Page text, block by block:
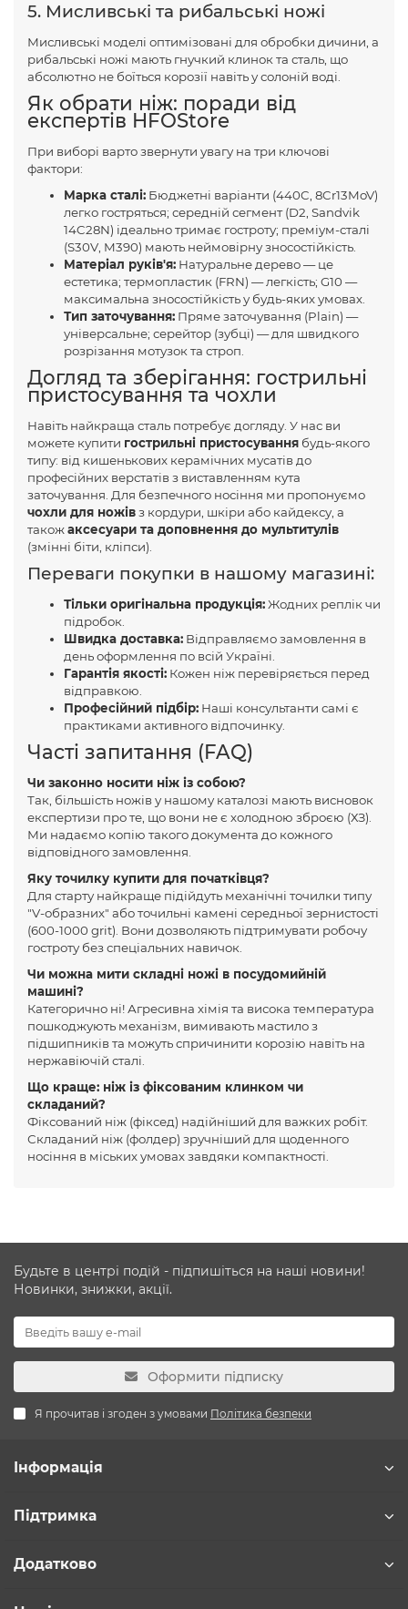
5. Мисливські та рибальські ножі
Мисливські моделі оптимізовані для обробки дичини, а
рибальські ножі мають гнучкий клинок та сталь, що
абсолютно не боїться корозії навіть у солоній воді.
Як обрати ніж: поради від
експертів HFOStore
При виборі варто звернути увагу на три ключові
фактори:
Марка сталі: Бюджетні варіанти (440C, 8Cr13MoV)
легко гостряться; середній сегмент (D2, Sandvik
14C28N) ідеально тримає гостроту; преміум-сталі
(S30V, M390) мають неймовірну зносостійкість.
Матеріал руків'я: Натуральне дерево — це
естетика; термопластик (FRN) — легкість; G10 —
максимальна зносостійкість у будь-яких умовах.
Тип заточування: Пряме заточування (Plain) —
універсальне; серейтор (зубці) — для швидкого
розрізання мотузок та строп.
Догляд та зберігання: гострильні
пристосування та чохли
Навіть найкраща сталь потребує догляду. У нас ви
можете купити гострильні пристосування будь-якого
типу: від кишенькових керамічних мусатів до
професійних верстатів з виставленням кута
заточування. Для безпечного носіння ми пропонуємо
чохли для ножівз кордури, шкіри або кайдексу, а
такожаксесуари та доповнення до мультитулів
(змінні біти, кліпси).
Переваги покупки в нашому магазині:
Тільки оригінальна продукція:Жодних реплік чи
підробок.
Швидка доставка: Відправляємо замовлення в
день оформлення по всій Україні.
Гарантія якості: Кожен ніж перевіряється перед
відправкою.
Професійний підбір: Наші консультанти самі є
практиками активного відпочинку.
Часті запитання (FAQ)
Чи законно носити ніж із собою?
Так, більшість ножів у нашому каталозі мають висновок
експертизи про те, що вони не є холодною зброєю (ХЗ).
Ми надаємо копію такого документа до кожного
відповідного замовлення.
Яку точилку купити для початківця?
Для старту найкраще підійдуть механічні точилки типу
"V-образних" або точильні камені середньої зернистості
(600-1000 grit). Вони дозволяють підтримувати робочу
гостроту без спеціальних навичок.
Чи можна мити складні ножі в посудомийній
машині?
Категорично ні! Агресивна хімія та висока температура
пошкоджують механізм, вимивають мастило з
підшипників та можуть спричинити корозію навіть на
нержавіючій сталі.
Що краще: ніж із фіксованим клинком чи
складаний?
Фіксований ніж (фіксед) надійніший для важких робіт.
Складаний ніж (фолдер) зручніший для щоденного
носіння в міських умовах завдяки компактності.
Будьте в центрі подій - підпишіться на наші новини!
Новинки, знижки, акції.
Оформити підписку
Я прочитав і згоден з умовами Політика безпеки
Інформація
Підтримка
Додатково